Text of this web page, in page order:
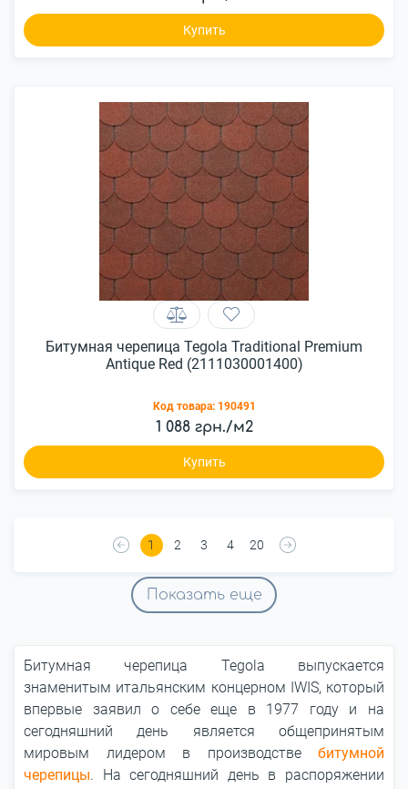
Купить
Битумная черепица Tegola Traditional Premium
Antique Red (2111030001400)
Код товара: 190491
1 088 грн./м2
Купить
1 2 3 4 20
Показать еще
Битумная черепица Tegola выпускается
знаменитым итальянским концерном IWIS, который
впервые заявил о себе еще в 1977 году и на
сегодняшний день является общепринятым
мировым лидером в производстве битумной
черепицы. На сегодняшний день в распоряжении